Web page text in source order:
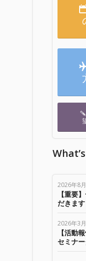
2026年8
【重要
だきます
2026年3
【活動
セミナ